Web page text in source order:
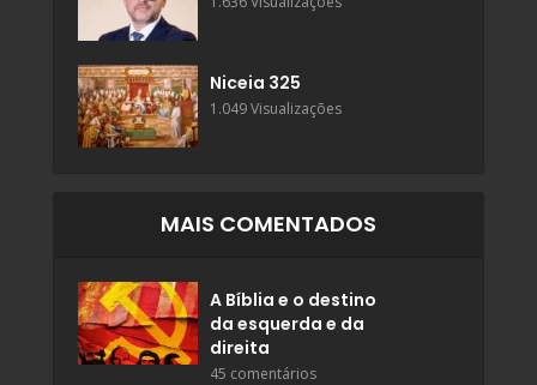
Niceia 325
1.049 Visualizações
MAIS COMENTADOS
A Bíblia e o destino
da esquerda e da
direita
45 comentários